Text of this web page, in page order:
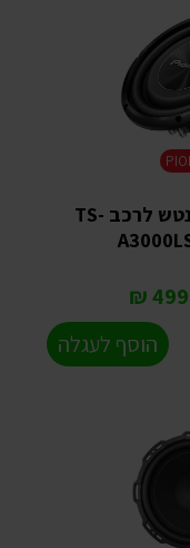
סאב וופר 12 אינטש לרכב TS-
499 ₪
הוסף לעגלה